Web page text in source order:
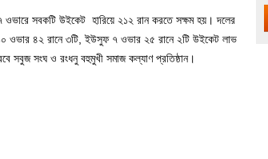
ওভারে সবকটি উইকেট হারিয়ে ২১২ রান করতে সক্ষম হয়। দলের
ওভার ৪২ রানে ৩টি, ইউসুফ ৭ ওভার ২৫ রানে ২টি উইকেট লাভ
সবুজ সংঘ ও রংধনু বহুমুখী সমাজ কল্যাণ প্রতিষ্ঠান।